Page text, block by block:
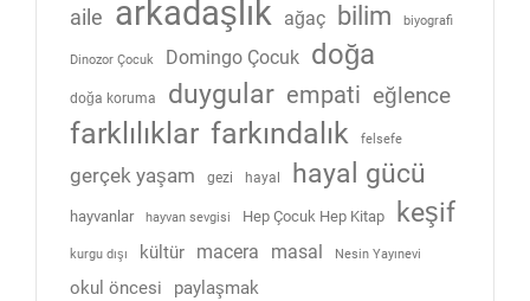
aile arkadaşlık ağaç bilim biyografi
Dinozor Çocuk Domingo Çocuk doğa
doğa koruma duygular empati eğlence
farklılıklar farkındalık felsefe
gerçek yaşam gezi hayal hayal gücü
hayvanlar hayvan sevgisi Hep Çocuk Hep Kitap keşif
kurgu dışı kültür macera masal Nesin Yayınevi
okul öncesi paylaşmak